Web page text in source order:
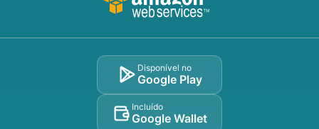
Disponível no
Google Play
Incluído
Google Wallet